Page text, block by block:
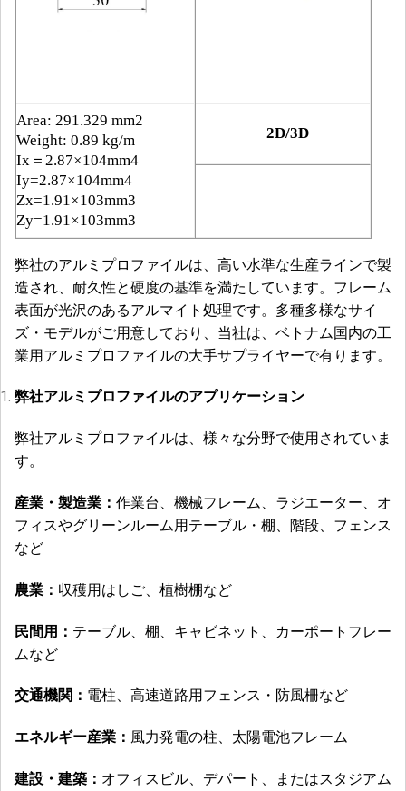
Area: 291.329 mm2
Weight: 0.89 kg/m
Ix＝2.87×104mm4
Iy=2.87×104mm4
Zx=1.91×103mm3
Zy=1.91×103mm3
2D/3D
弊社のアルミプロファイルは、高い水準な生産ラインで製
造され、耐久性と硬度の基準を満たしています。フレーム
表面が光沢のあるアルマイト処理です。多種多様なサイ
ズ・モデルがご用意しており、当社は、ベトナム国内の工
業用アルミプロファイルの大手サプライヤーで有ります。
弊社アルミプロファイルのアプリケーション
弊社アルミプロファイルは、様々な分野で使用されていま
す。
産業・製造業： 作業台、機械フレーム、ラジエーター、オ
フィスやグリーンルーム用テーブル・棚、階段、フェンス
など
農業： 収穫用はしご、植樹棚など
民間用： テーブル、棚、キャビネット、カーポートフレー
ムなど
交通機関： 電柱、高速道路用フェンス・防風柵など
エネルギー産業： 風力発電の柱、太陽電池フレーム
建設・建築： オフィスビル、デパート、またはスタジアム